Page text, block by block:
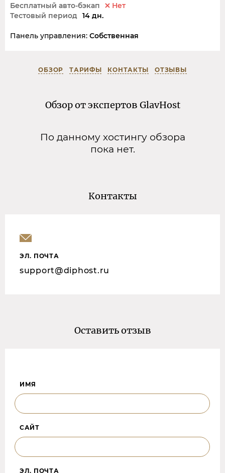
Бесплатный авто-бэкап
Нет
Тестовый период 14 дн.
Панель управления: Собственная
ОБЗОР ТАРИФЫ КОНТАКТЫ ОТЗЫВЫ
Обзор от экспертов GlavHost
По данному хостингу обзора
пока нет.
Контакты
ЭЛ. ПОЧТА
support@diphost.ru
Оставить отзыв
ИМЯ
САЙТ
ЭЛ. ПОЧТА